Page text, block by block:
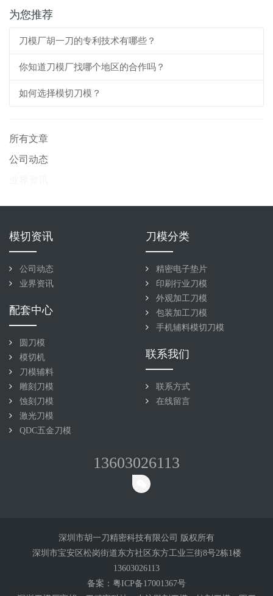
为您推荐
刀模厂胡一刀的专利技术有哪些？
你知道刀模厂找哪个地区的合作吗？
如何选择模切刀模？
所有文章
公司动态
模切资讯
公司动态
业界资讯
刀模分类
精密电子垫片
印刷行业刀模
外观加工刀模
包装加工刀模
手机辅料模切刀模
配套中心
圆刀模
模切机
刀模辅料
雕刻刀模
蚀刻刀模
激光刀模
QDC五金刀模
联系我们
联系方式
在线留言
13603026113
深圳市胡一刀精密科技有限公司 版权所有
深圳市宝安区松岗街道东方社区东方工业三街8号2栋1楼
13603026113
备案： 粤ICP备17001367号